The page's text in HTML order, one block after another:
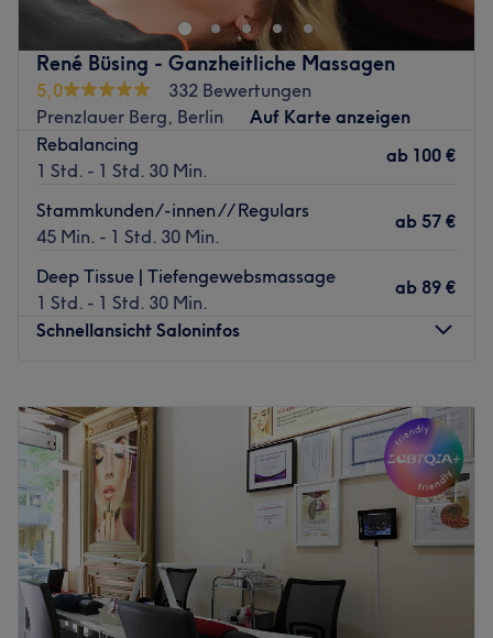
René Büsing - Ganzheitliche Massagen
5,0
332 Bewertungen
Prenzlauer Berg, Berlin
Auf Karte anzeigen
Rebalancing
1 Std. - 1 Std. 30 Min.
ab 100 €
Stammkunden/-innen // Regulars
45 Min. - 1 Std. 30 Min.
ab 57 €
Deep Tissue | Tiefengewebsmassage
1 Std. - 1 Std. 30 Min.
ab 89 €
Schnellansicht Saloninfos
Dienstag
15:30–21:00
Mittwoch
Geschlossen
Donnerstag
15:30–21:00
Freitag
Geschlossen
Samstag
13:00–15:15
Sonntag
Geschlossen
Kleine Auszeit gefällig? Wie wäre es mit einer
wohltuenden Massage bei René Büsing - Ganzheitliche